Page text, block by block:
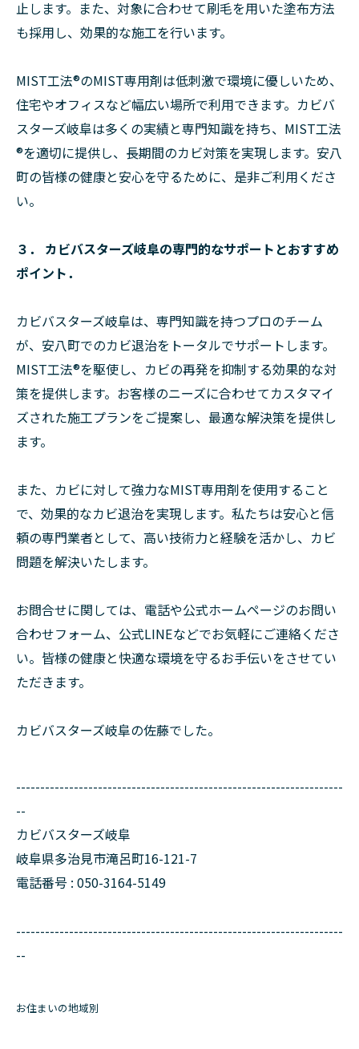
止します。また、対象に合わせて刷毛を用いた塗布方法
も採用し、効果的な施工を行います。
MIST工法®のMIST専用剤は低刺激で環境に優しいため、
住宅やオフィスなど幅広い場所で利用できます。カビバ
スターズ岐阜は多くの実績と専門知識を持ち、MIST工法
®を適切に提供し、長期間のカビ対策を実現します。安八
町の皆様の健康と安心を守るために、是非ご利用くださ
い。
３． カビバスターズ岐阜の専門的なサポートとおすすめ
ポイント．
カビバスターズ岐阜は、専門知識を持つプロのチーム
が、安八町でのカビ退治をトータルでサポートします。
MIST工法®を駆使し、カビの再発を抑制する効果的な対
策を提供します。お客様のニーズに合わせてカスタマイ
ズされた施工プランをご提案し、最適な解決策を提供し
ます。
また、カビに対して強力なMIST専用剤を使用すること
で、効果的なカビ退治を実現します。私たちは安心と信
頼の専門業者として、高い技術力と経験を活かし、カビ
問題を解決いたします。
お問合せに関しては、電話や公式ホームページのお問い
合わせフォーム、公式LINEなどでお気軽にご連絡くださ
い。皆様の健康と快適な環境を守るお手伝いをさせてい
ただきます。
カビバスターズ岐阜の佐藤でした。
--------------------------------------------------------------------
--
カビバスターズ岐阜
岐阜県多治見市滝呂町16-121-7
電話番号 : 050-3164-5149
--------------------------------------------------------------------
--
お住まいの地域別